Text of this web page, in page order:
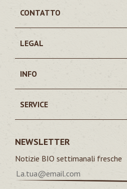
CONTATTO
LEGAL
INFO
SERVICE
NEWSLETTER
Notizie BIO settimanali fresche